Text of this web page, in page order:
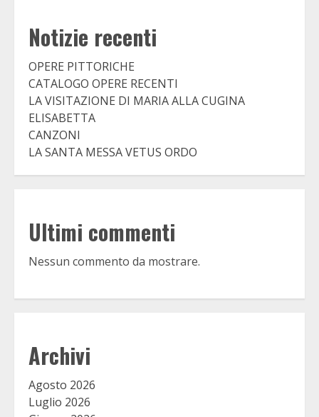
Notizie recenti
OPERE PITTORICHE
CATALOGO OPERE RECENTI
LA VISITAZIONE DI MARIA ALLA CUGINA
ELISABETTA
CANZONI
LA SANTA MESSA VETUS ORDO
Ultimi commenti
Nessun commento da mostrare.
Archivi
Agosto 2026
Luglio 2026